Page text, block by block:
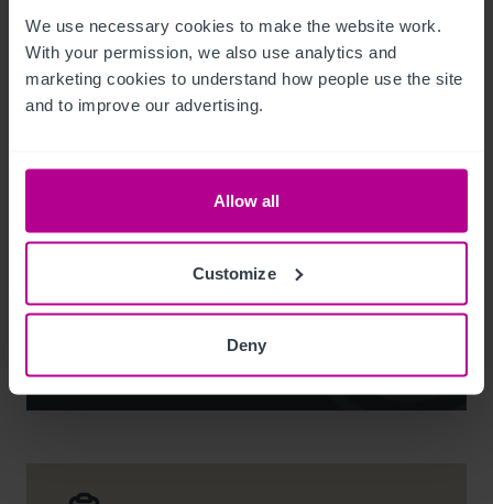
We use necessary cookies to make the website work.
With your permission, we also use analytics and
marketing cookies to understand how people use the site
and to improve our advertising.
Allow all
Customize
Deny
Noel Moffitt
Senior Director - Corporate Pubs and Restaurants
noel.moffitt@christie.com
Kontakt